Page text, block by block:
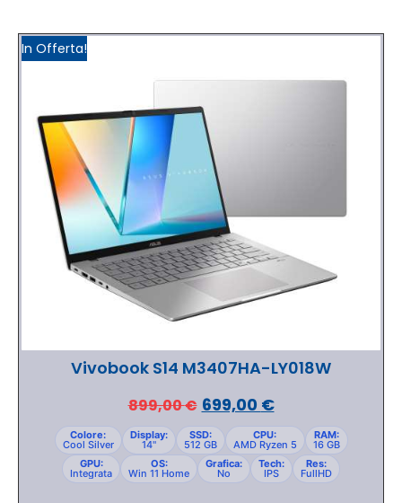
In Offerta!
Vivobook S14 M3407HA-LY018W
899,00€ 699,00 €
Colore:
Cool Silver
Display:
14"
SSD:
512 GB
CPU:
AMD Ryzen 5
RAM:
16 GB
GPU:
Integrata
OS:
Win 11 Home
Grafica:
No
Tech:
IPS
Res:
FullHD